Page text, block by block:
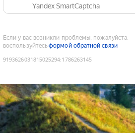
Yandex SmartCaptcha
Если у вас возникли проблемы, пожалуйста,
воспользуйтесьформой обратной связи
9193626031815025294:1786263145